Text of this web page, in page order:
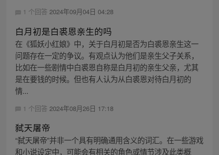
1 个回答 2024年09月04日 04:28
白月初是白裘恩亲生的吗
在《狐妖小红娘》中，关于白月初是否为白裘恩亲生这一
问题存在一定的争议。有观点认为他们是亲生父子关系，
比如在一些剧情中白裘恩自称是白月初的亲生父亲，尤其
是在要钱的时候。但也有人认为从白裘恩对待白月初的
情...
1 个回答 2024年08月26日 17:18
弑天屠帝
“弑天屠帝”并非一个具有明确通用含义的词汇。在一些游戏
和小说设定中，可能会有相关的角色或情节涉及此类概